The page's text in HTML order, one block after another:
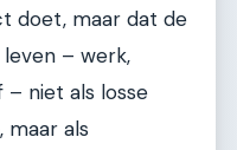
doet, maar dat de
– werk,
– niet als losse
maar als